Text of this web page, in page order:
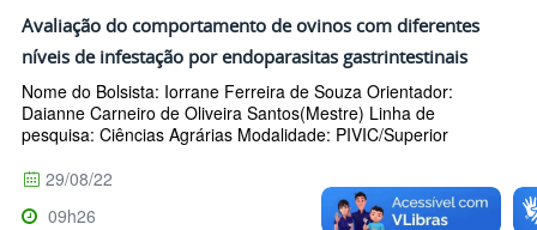
Avaliação do comportamento de ovinos com diferentes
níveis de infestação por endoparasitas gastrintestinais
Nome do Bolsista: Iorrane Ferreira de Souza Orientador:
Daianne Carneiro de Oliveira Santos(Mestre) Linha de
pesquisa: Ciências Agrárias Modalidade: PIVIC/Superior
29/08/22
09h26